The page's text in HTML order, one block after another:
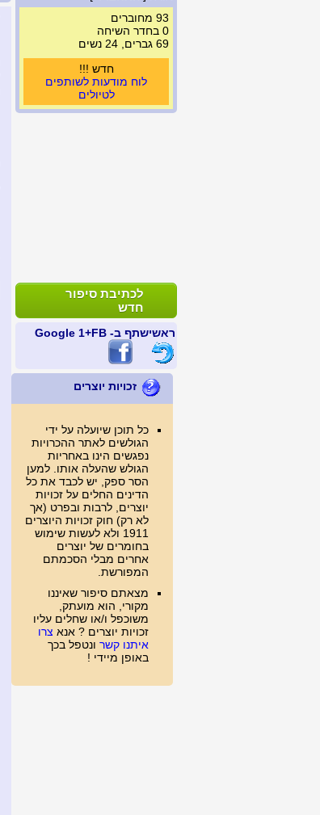
93 מחוברים
0 בחדר השיחה
69 גברים, 24 נשים
חדש !!!
לוח מודעות לשותפים
לטיולים
לכתיבת סיפור
חדש
ראשישתף ב- FB +1 Google
זכויות יוצרים
כל תוכן שיועלה על ידי
הגולשים לאתר ההכרויות
נפגשים הינו באחריות
הגולש שהעלה אותו. למען
הסר ספק, יש לכבד את כל
הדינים החלים על זכויות
יוצרים, לרבות ובפרט (אך
לא רק) חוק זכויות היוצרים
1911 ולא לעשות שימוש
בחומרים של יוצרים
אחרים מבלי הסכמתם
המפורשת.
מצאתם סיפור שאיננו
מקורי, הוא מועתק,
משוכפל ו/או שחלים עליו
זכויות יוצרים ? אנא צרו
איתנו קשר ונטפל בכך
באופן מיידי !